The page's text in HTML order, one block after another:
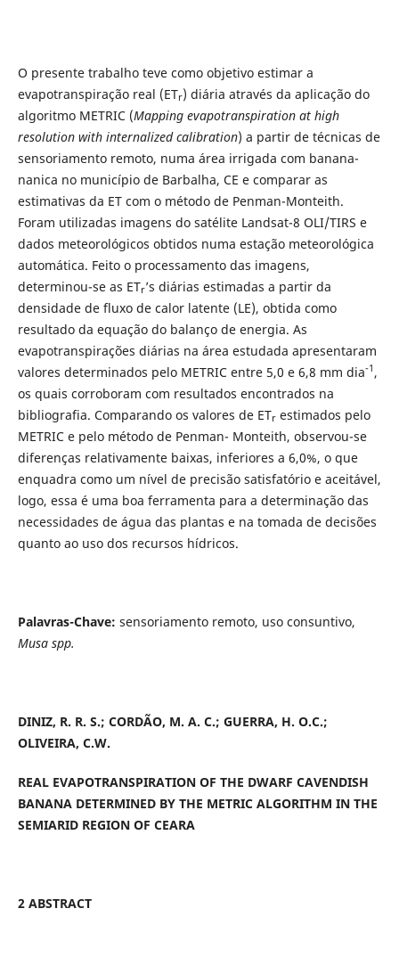
O presente trabalho teve como objetivo estimar a
evapotranspiração real (ETr) diária através da aplicação do
algoritmo METRIC (Mapping evapotranspiration at high
resolution with internalized calibration) a partir de técnicas de
sensoriamento remoto, numa área irrigada com banana-
nanica no município de Barbalha, CE e comparar as
estimativas da ET com o método de Penman-Monteith.
Foram utilizadas imagens do satélite Landsat-8 OLI/TIRS e
dados meteorológicos obtidos numa estação meteorológica
automática. Feito o processamento das imagens,
determinou-se as ETr’s diárias estimadas a partir da
densidade de fluxo de calor latente (LE), obtida como
resultado da equação do balanço de energia. As
evapotranspirações diárias na área estudada apresentaram
valores determinados pelo METRIC entre 5,0 e 6,8 mm dia-1 ,
os quais corroboram com resultados encontrados na
bibliografia. Comparando os valores de ETrestimados pelo
METRIC e pelo método de Penman- Monteith, observou-se
diferenças relativamente baixas, inferiores a 6,0%, o que
enquadra como um nível de precisão satisfatório e aceitável,
logo, essa é uma boa ferramenta para a determinação das
necessidades de água das plantas e na tomada de decisões
quanto ao uso dos recursos hídricos.
Palavras-Chave: sensoriamento remoto, uso consuntivo,
Musa spp.
DINIZ, R. R. S.; CORDÃO, M. A. C.; GUERRA, H. O.C.;
OLIVEIRA, C.W.
REAL EVAPOTRANSPIRATION OF THE DWARF CAVENDISH
BANANA DETERMINED BY THE METRIC ALGORITHM IN THE
SEMIARID REGION OF CEARA
2 ABSTRACT